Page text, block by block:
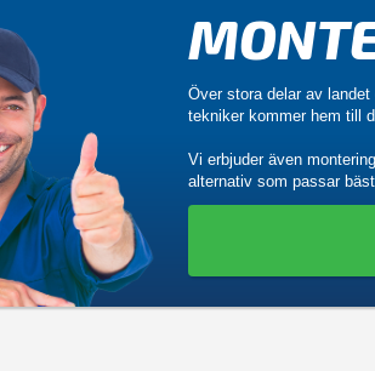
Över stora delar av
tekniker kommer hem till
Vi erbjuder även
alternativ som passar bäst